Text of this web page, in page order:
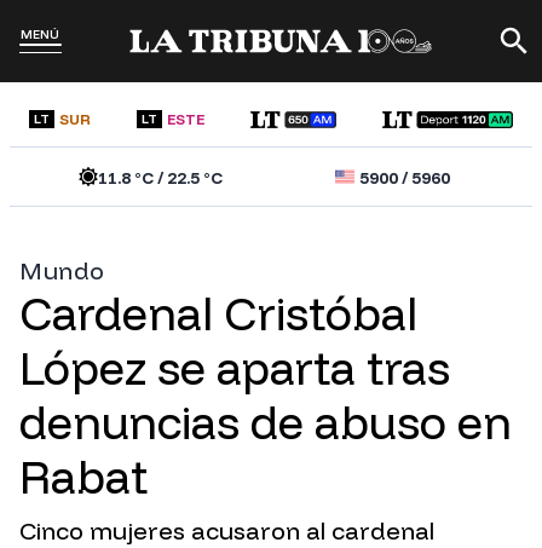
MENÚ
LT SUR LT ESTE
11.8°C /22.5°C 5900/5960
Mundo
Cardenal Cristóbal
López se aparta tras
denuncias de abuso en
Rabat
Cinco mujeres acusaron al cardenal